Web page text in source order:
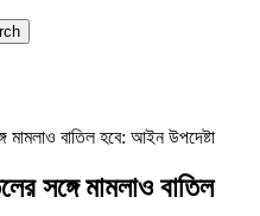
মামলাও বাতিল হবে: আইন উপদেষ্টা
সঙ্গে মামলাও বাতিল